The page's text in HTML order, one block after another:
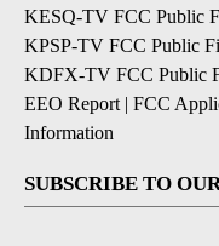
KESQ-TV FCC Public
KPSP-TV FCC Public
KDFX-TV FCC Public
EEO Report| FCC
Information
SUBSCRIBE TO